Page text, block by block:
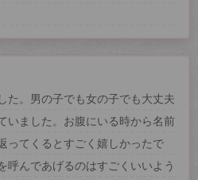
た。男の子でも女の子でも大丈夫
いました。お腹にいる時から名前
ってくるとすごく嬉しかったで
呼んであげるのはすごくいいよう